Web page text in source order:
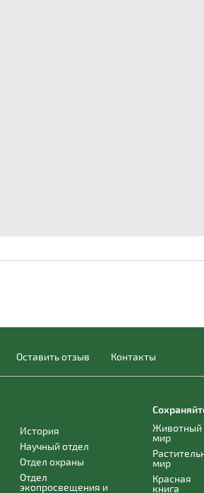
Оставить отзыв Контакты
История
Научный отдел
Отдел охраны
Отдел
экопросвещения и
Животный
мир
мир
Красная
книга